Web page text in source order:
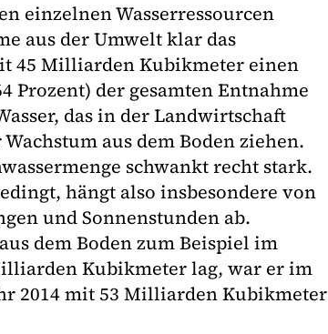
einzelnen Wasserressourcen
aus der Umwelt klar das
45 Milliarden Kubikmeter einen
der gesamten Entnahme
das in der Landwirtschaft
aus dem Boden ziehen.
schwankt recht stark.
hängt also insbesondere von
und Sonnenstunden ab.
dem Boden zum Beispiel im
Kubikmeter lag, war er im
2014 mit 53 Milliarden Kubikmeter